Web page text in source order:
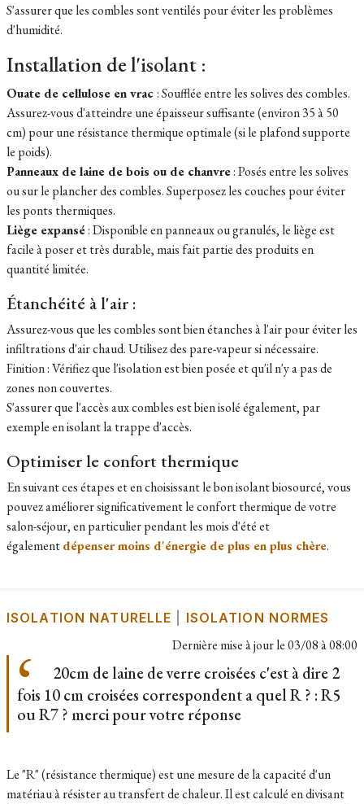
S'assurer que les combles sont ventilés pour éviter les problèmes
d'humidité.
Installation de l'isolant :
Ouate de cellulose en vrac: Soufflée entre les solives des combles.
Assurez-vous d'atteindre une épaisseur suffisante (environ 35 à 50
cm) pour une résistance thermique optimale (si le plafond supporte
le poids).
Panneaux de laine de bois ou de chanvre: Posés entre les solives
ou sur le plancher des combles. Superposez les couches pour éviter
les ponts thermiques.
Liège expansé: Disponible en panneaux ou granulés, le liège est
facile à poser et très durable, mais fait partie des produits en
quantité limitée.
Étanchéité à l'air :
Assurez-vous que les combles sont bien étanches à l'air pour éviter les
infiltrations d'air chaud. Utilisez des pare-vapeur si nécessaire.
Finition : Vérifiez que l'isolation est bien posée et qu'il n'y a pas de
zones non couvertes.
S'assurer que l'accès aux combles est bien isolé également, par
exemple en isolant la trappe d'accès.
Optimiser le confort thermique
En suivant ces étapes et en choisissant le bon isolant biosourcé, vous
pouvez améliorer significativement le confort thermique de votre
salon-séjour, en particulier pendant les mois d'été et
égalementdépenser moins d'énergie de plus en plus chère.
ISOLATION NATURELLE ISOLATION NORMES
Dernière mise à jour le03/08 à 08:00
20cm de laine de verre croisées c'est à dire 2
fois 10 cm croisées correspondent a quel R ? : R5
ou R7 ? merci pour votre réponse
Le "R" (résistance thermique) est une mesure de la capacité d'un
matériau à résister au transfert de chaleur. Il est calculé en divisant